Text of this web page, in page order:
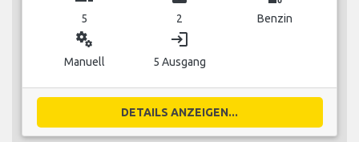
5 2 Benzin
miscellaneous_services
Manuell
login
5 Ausgang
DETAILS ANZEIGEN...